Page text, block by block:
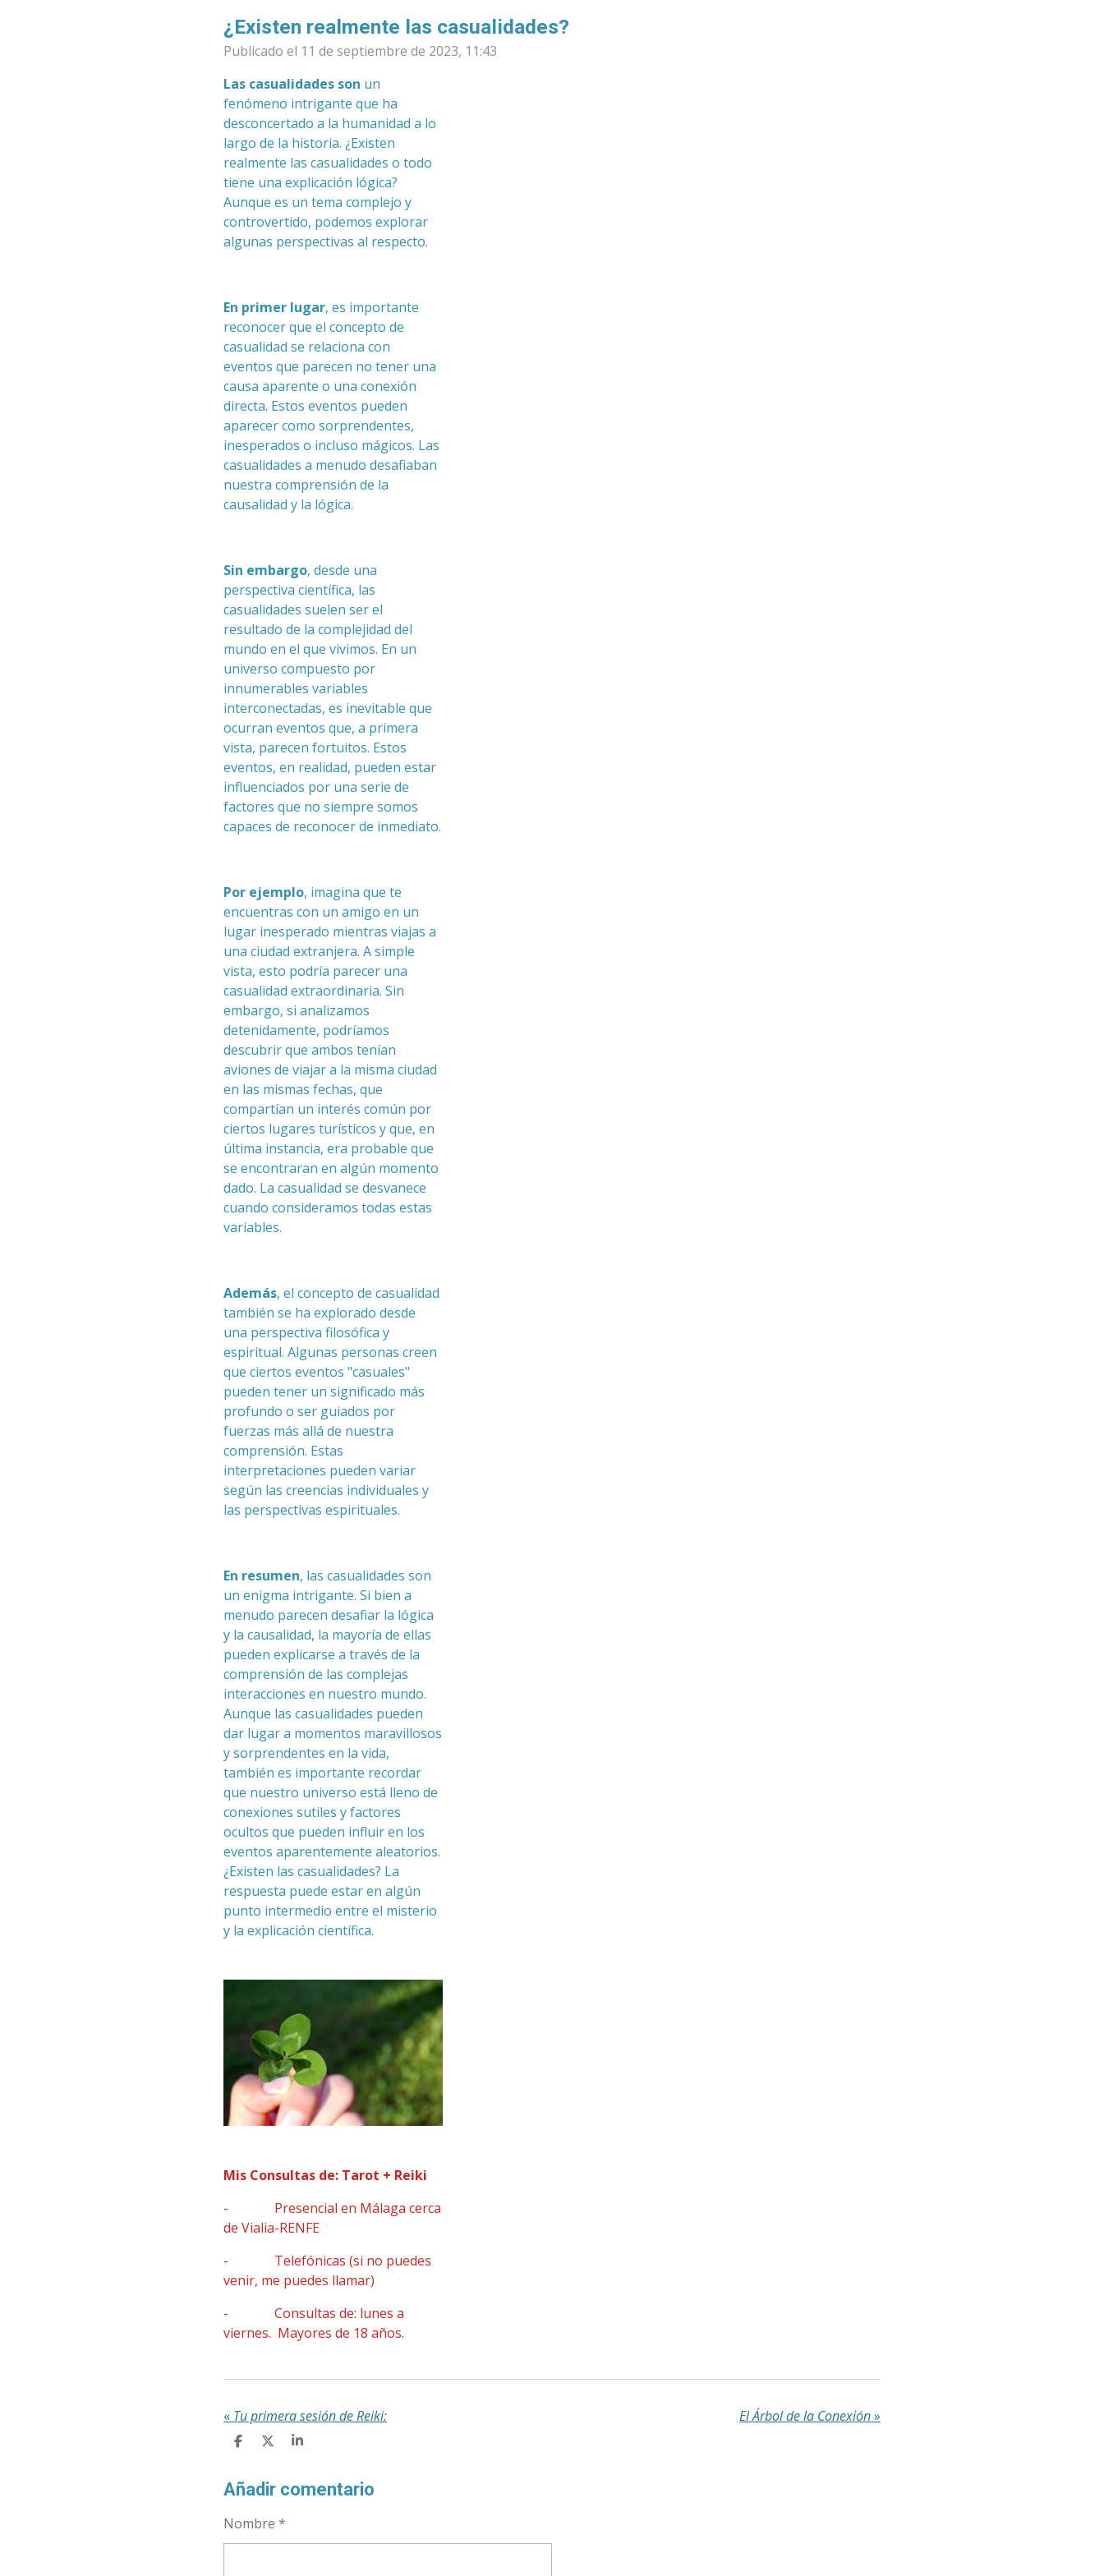
¿Existen realmente las casualidades?
Publicado el 11 de septiembre de 2023, 11:43
Las casualidades son un
fenómeno intrigante que ha
desconcertado a la humanidad a lo
largo de la historia. ¿Existen
realmente las casualidades o todo
tiene una explicación lógica?
Aunque es un tema complejo y
controvertido, podemos explorar
algunas perspectivas al respecto.
En primer lugar, es importante
reconocer que el concepto de
casualidad se relaciona con
eventos que parecen no tener una
causa aparente o una conexión
directa. Estos eventos pueden
aparecer como sorprendentes,
inesperados o incluso mágicos. Las
casualidades a menudo desafiaban
nuestra comprensión de la
causalidad y la lógica.
Sin embargo, desde una
perspectiva científica, las
casualidades suelen ser el
resultado de la complejidad del
mundo en el que vivimos. En un
universo compuesto por
innumerables variables
interconectadas, es inevitable que
ocurran eventos que, a primera
vista, parecen fortuitos. Estos
eventos, en realidad, pueden estar
influenciados por una serie de
factores que no siempre somos
capaces de reconocer de inmediato.
Por ejemplo, imagina que te
encuentras con un amigo en un
lugar inesperado mientras viajas a
una ciudad extranjera. A simple
vista, esto podría parecer una
casualidad extraordinaria. Sin
embargo, si analizamos
detenidamente, podríamos
descubrir que ambos tenían
aviones de viajar a la misma ciudad
en las mismas fechas, que
compartían un interés común por
ciertos lugares turísticos y que, en
última instancia, era probable que
se encontraran en algún momento
dado. La casualidad se desvanece
cuando consideramos todas estas
variables.
Además, el concepto de casualidad
también se ha explorado desde
una perspectiva filosófica y
espiritual. Algunas personas creen
que ciertos eventos "casuales"
pueden tener un significado más
profundo o ser guiados por
fuerzas más allá de nuestra
comprensión. Estas
interpretaciones pueden variar
según las creencias individuales y
las perspectivas espirituales.
En resumen, las casualidades son
un enigma intrigante. Si bien a
menudo parecen desafiar la lógica
y la causalidad, la mayoría de ellas
pueden explicarse a través de la
comprensión de las complejas
interacciones en nuestro mundo.
Aunque las casualidades pueden
dar lugar a momentos maravillosos
y sorprendentes en la vida,
también es importante recordar
que nuestro universo está lleno de
conexiones sutiles y factores
ocultos que pueden influir en los
eventos aparentemente aleatorios.
¿Existen las casualidades? La
respuesta puede estar en algún
punto intermedio entre el misterio
y la explicación científica.
Mis Consultas de: Tarot + Reiki
- Presencial en Málaga cerca
de Vialia-RENFE
- Telefónicas (si no puedes
venir, me puedes llamar)
- Consultas de: lunes a
viernes. Mayores de 18 años.
« Tu primera sesión de Reiki: El Árbol de la Conexión»
C
P
A
T
C
P
A
T
C
P
A
Añadir comentario
Nombre *